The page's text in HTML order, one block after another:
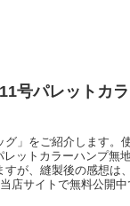
号パレットカ
」をご紹介します。
ットカラーハンプ無
が、縫製後の感想は
店サイトで無料公開